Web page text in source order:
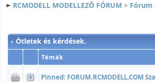
RCMODELL MODELLEZÕ FÓRUM > Fórum
Ötletek és kérdések.
Témák
Pinned: FORUM.RCMODELL.COM